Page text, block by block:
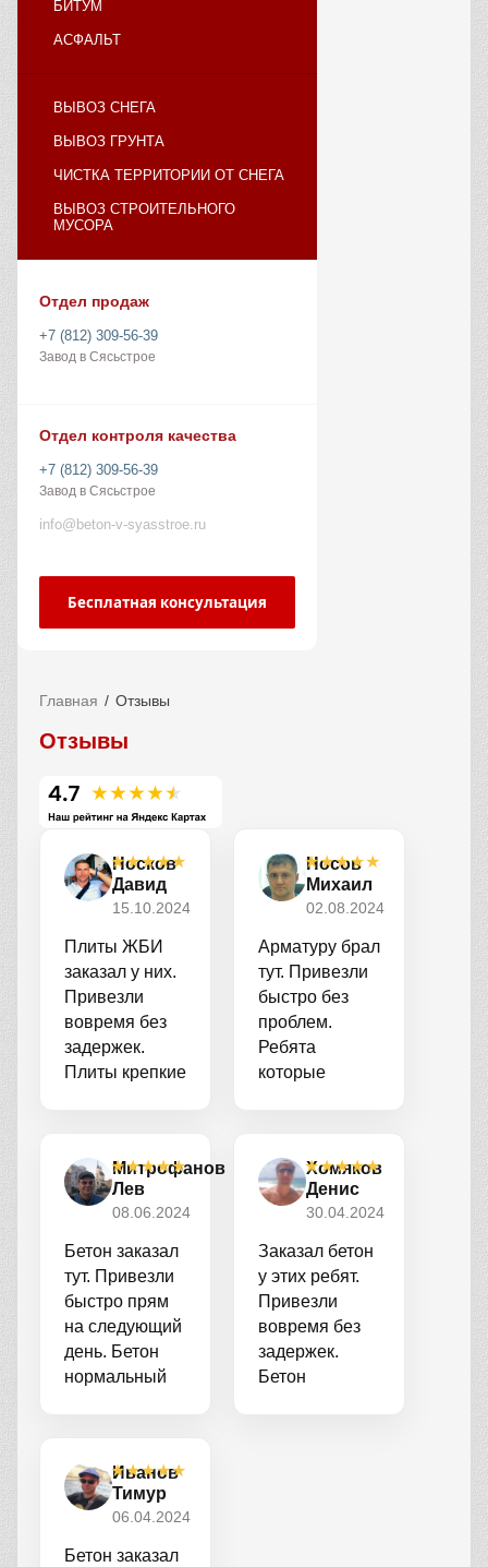
БИТУМ
АСФАЛЬТ
ВЫВОЗ СНЕГА
ВЫВОЗ ГРУНТА
ЧИСТКА ТЕРРИТОРИИ ОТ СНЕГА
ВЫВОЗ СТРОИТЕЛЬНОГО
МУСОРА
Отдел продаж
+7 (812) 309-56-39
Завод в Сясьстрое
Отдел контроля качества
+7 (812) 309-56-39
Завод в Сясьстрое
info@beton-v-syasstroe.ru
Бесплатная консультация
Главная Отзывы
Отзывы
Носков
Давид
15.10.2024
★★★★★
Плиты ЖБИ
заказал у них.
Привезли
вовремя без
задержек.
Плиты крепкие
заливкой
молодцы.
Носов
Михаил
02.08.2024
★★★★★
Арматуру брал
тут. Привезли
быстро без
проблем.
Ребята
которые
нормальная
не дорого.
Митрофанов
Лев
08.06.2024
★★★★★
Бетон заказал
тут. Привезли
быстро прям
на следующий
день. Бетон
нормальный
получилось.
Ребята
которые
привезли
Хомяков
Денис
30.04.2024
★★★★★
Заказал бетон
у этих ребят.
Привезли
вовремя без
задержек.
Бетон
Иванов
Тимур
06.04.2024
★★★★★
Бетон заказал